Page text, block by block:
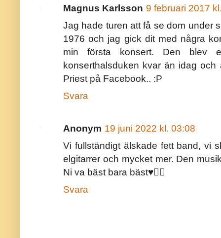
Magnus Karlsson 9 februari 2017
Jag hade turen att få se dom under
1976 och jag gick dit med några
min första konsert. Den blev
konserthalsduken kvar än idag
Priest på Facebook.. :P
Svara
Anonym 19 juni 2022 kl. 03:08
Vi fullständigt älskade fett band, vi
elgitarrer och mycket mer. Den
Ni va bäst bara bäst♥️👍🏼
Svara